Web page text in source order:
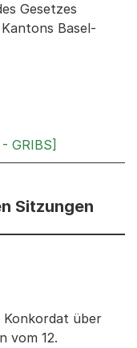
Gesetzes
Basel-
GRIBS]
Sitzungen
Informationen
über
vom 12.